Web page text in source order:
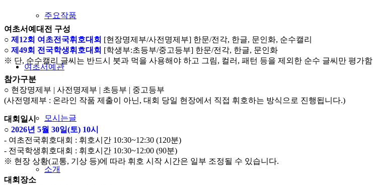
주요작품
여초서예관
모시는글
소개
여초서예대전 구성
○ 제12회 여초전국휘호대회 [현장명제부/사전명제부] 한문/전각, 한글, 문인화, 순수캘리
○ 제49회 전국학생휘호대회 [학생부:초등부/중고등부] 한문/전각, 한글, 문인화
※ 단, 순수캘리 글씨는 반드시 붓과 먹을 사용해야 하고 그림, 컬러, 패턴 등을 제외한 순수 글씨만 평가함
참가구분
○ 현장명제부 | 사전명제부 | 초등부 | 중고등부
(사전명제부 : 온라인 작품 제출이 아닌, 대회 당일 현장에서 직접 휘호하는 방식으로 진행됩니다.)
대회일시
○ 2026년 5월 30일(토) 10시
- 여초전국휘호대회 : 휘호시간 10:30~12:30 (120분)
- 전국학생휘호대회 : 휘호시간 10:30~12:00 (90분)
※ 현장 상황(교통, 기상 등)에 따라 휘호 시작 시간은 일부 조정될 수 있습니다.
대회장소